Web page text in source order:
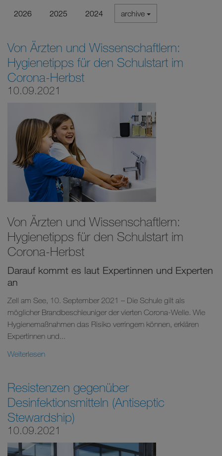
2026 2025 2024 archive
Von Ärzten und Wissenschaftlern:
Hygienetipps für den Schulstart im
Corona-Herbst
10.09.2021
Von Ärzten und Wissenschaftlern:
Hygienetipps für den Schulstart im
Corona-Herbst
Darauf kommt es laut Expertinnen und Experten
an
Zell am See, 10. September 2021 – Die Schule gilt als
möglicher Brandbeschleuniger der vierten Corona-Welle. Wie
Hygienemaßnahmen das Risiko verringern können, erklären
Expertinnen und...
Weiterlesen
Resistenzen gegenüber
Desinfektionsmitteln (Antiseptic
Stewardship)
10.09.2021